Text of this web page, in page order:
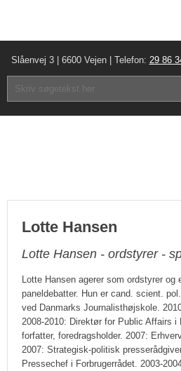
Slåenvej 3 | 6600 Vejen | Telefon: 29 86
Lotte Hansen
Lotte Hansen - ordstyrer -
Lotte Hansen agerer som ordstyrer
paneldebatter. Hun er cand. scient.
ved Danmarks Journalisthøjskole.
2008-2010: Direktør for Public Affairs i
forfatter, foredragsholder. 2007:
2007: Strategisk-politisk
Pressechef i Forbrugerrådet. 2003-